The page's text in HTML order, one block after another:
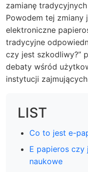
zamianę
Powodem tej zmiany
elektroniczne
tradycyjne
czy jest szkodliwy?”
debaty wśród
instytucji
LIST
Co to jest e-
E papieros
naukowe